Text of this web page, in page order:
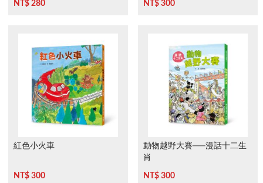
NT$ 280 NT$ 300
紅色小火車
NT$ 300
動物越野大賽──漫話十二生
肖
NT$ 300